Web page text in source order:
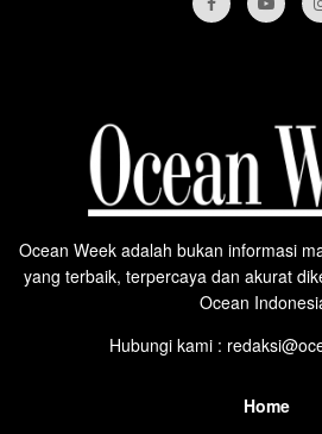
Ocean Week adalah bukan informasi
yang terbaik, terpercaya dan akurat
Ocean
Hubungi kami :
Home